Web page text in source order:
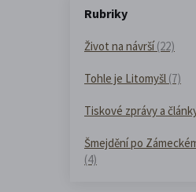
Rubriky
Život na návrší(22)
Tohle je Litomyšl (7)
Tiskové zprávy a
Šmejdění po
(4)